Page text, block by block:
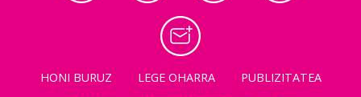
HONI BURUZ LEGE OHARRA
PUBLIZITATEA